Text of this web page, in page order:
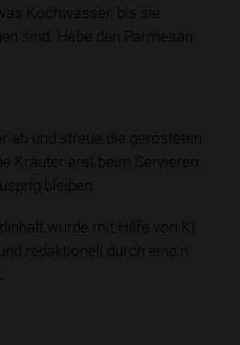
Kochwasser, bis sie
sind. Hebe den Parmesan
ab und streue die gerösteten
Kräuter erst beim Servieren
bleiben.
wurde mit Hilfe von KI
redaktionell durch eine:n